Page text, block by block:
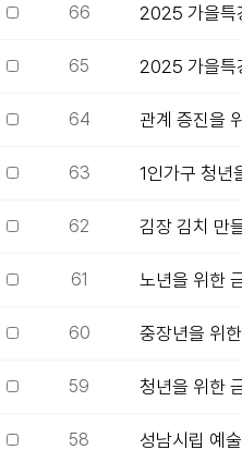
66 2025 가을특
65 2025 가을특
64 관계 증진을
63 1인가구 청년
62 김장 김치 만
61 노년을 위한
60 중장년을 위
59 청년을 위한
58 성남시립 예